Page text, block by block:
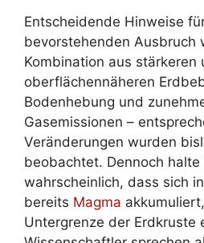
Entscheidende Hinweise
bevorstehenden Ausbruch
Kombination aus stärkeren
oberflächennäheren
Bodenhebung und
Gasemissionen –
Veränderungen wurden
beobachtet. Dennoch halte
wahrscheinlich, dass sich
bereits Magma
Untergrenze der Erdkruste